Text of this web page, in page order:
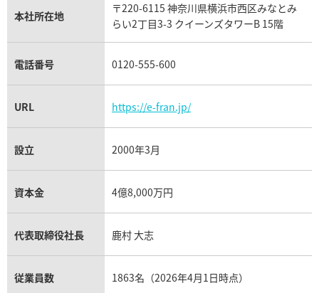
パネライ買取
チューダー（チュードル）買取
本社所在地
〒220-6115 神奈川県横浜市西区みなとみ
らい2丁目3-3 クイーンズタワーB 15階
電話番号 0120-555-600
URL https://e-fran.jp/
設立 2000年3月
資本金 4億8,000万円
代表取締役社長 鹿村 大志
従業員数 1863名（2026年4月1日時点）